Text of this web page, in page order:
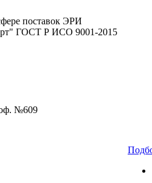
поставок ЭРИ
ГОСТ Р ИСО 9001-2015
№609